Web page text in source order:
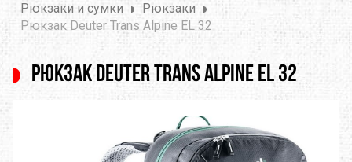
Рюкзаки и сумки
Рюкзаки
Рюкзак Deuter Trans Alpine EL 32
Рюкзак Deuter Trans Alpine EL 32